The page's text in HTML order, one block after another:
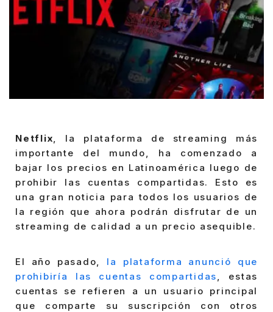
Netflix, la plataforma de streaming más
importante del mundo, ha comenzado a
bajar los precios en Latinoamérica luego de
prohibir las cuentas compartidas. Esto es
una gran noticia para todos los usuarios de
la región que ahora podrán disfrutar de un
streaming de calidad a un precio asequible.
El año pasado, la plataforma anunció que
prohibiría las cuentas compartidas, estas
cuentas se refieren a un usuario principal
que comparte su suscripción con otros